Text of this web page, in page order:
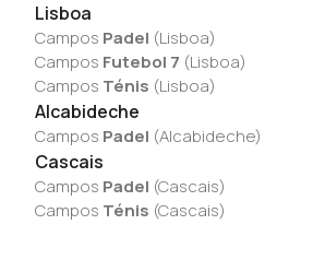
Lisboa
Campos Padel (Lisboa)
Campos Futebol 7 (Lisboa)
Campos Ténis (Lisboa)
Alcabideche
Campos Padel (Alcabideche)
Cascais
Campos Padel (Cascais)
Campos Ténis (Cascais)